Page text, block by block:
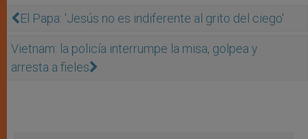
El Papa: 'Jesús no es indiferente al grito del ciego'
Vietnam: la policía interrumpe la misa, golpea y
arresta a fieles